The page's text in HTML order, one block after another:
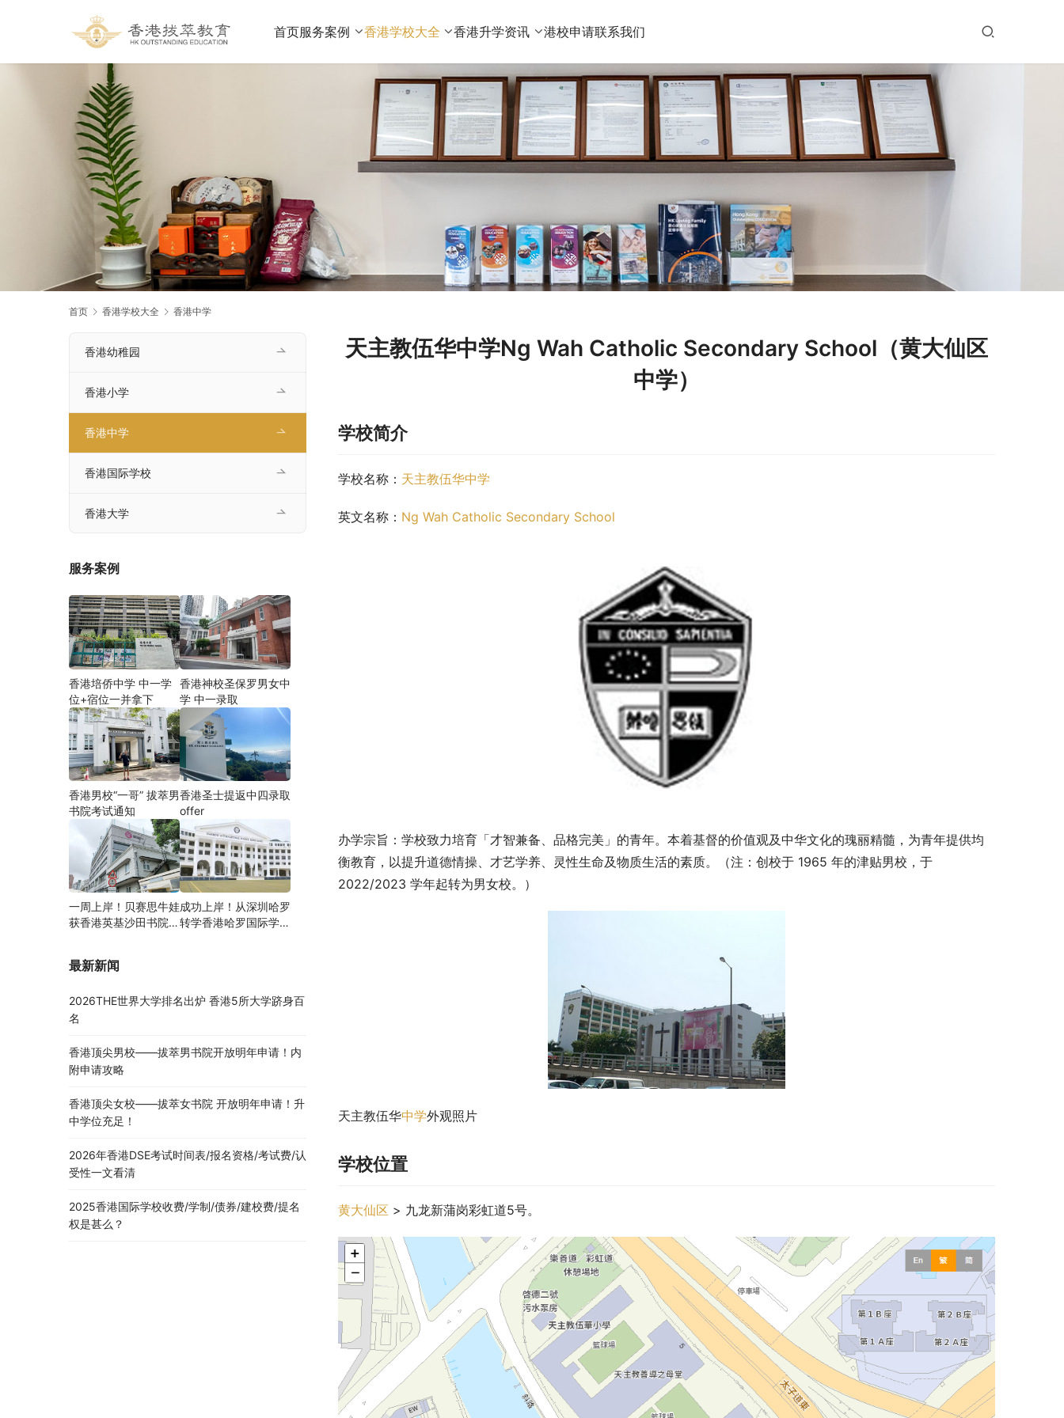
首页服务案例 香港学校大全 香港升学资讯 港校申请联系我们
首页 香港学校大全 香港中学
天主教伍华中学Ng Wah Catholic Secondary School（黄大仙区
中学）
学校简介
学校名称： 天主教伍华中学
英文名称： Ng Wah Catholic Secondary School
办学宗旨：学校致力培育「才智兼备、品格完美」的青年。本着基督的价值观及中华文化的瑰丽精髓，为青年提供均
衡教育，以提升道德情操、才艺学养、灵性生命及物质生活的素质。（注：创校于 1965 年的津贴男校，于
2022/2023 学年起转为男女校。）
天主教伍华中学外观照片
学校位置
黄大仙区 > 九龙新蒲岗彩虹道5号。
香港幼稚园
香港小学
香港中学
香港国际学校
香港大学
服务案例
香港培侨中学 中一学
位+宿位一并拿下
香港神校圣保罗男女中
学 中一录取
香港男校“一哥” 拔萃男
书院考试通知
香港圣士提返中四录取
offer
一周上岸！贝赛思牛娃
获香港英基沙田书院录
成功上岸！从深圳哈罗
转学香港哈罗国际学
最新新闻
2026THE世界大学排名出炉 香港5所大学跻身百
名
香港顶尖男校——拔萃男书院开放明年申请！内
附申请攻略
香港顶尖女校——拔萃女书院 开放明年申请！升
中学位充足！
2026年香港DSE考试时间表/报名资格/考试费/认
受性一文看清
2025香港国际学校收费/学制/债券/建校费/提名
权是甚么？